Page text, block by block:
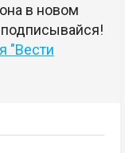
в новом
подписывайся!
"Вести